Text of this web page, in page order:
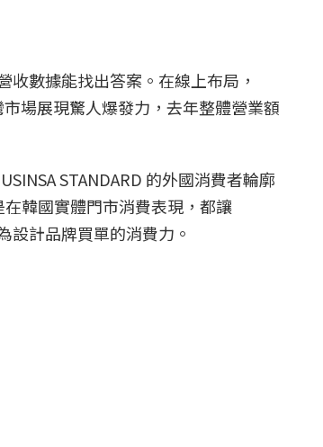
收數據能找出答案。在線上布局，
場展現驚人爆發力，去年整體營業額
STANDARD 的外國消費者輪廓
韓國實體門市消費表現，都讓
設計品牌買單的消費力。